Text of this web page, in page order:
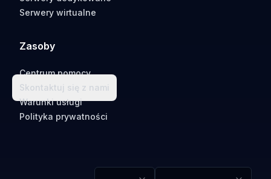
Serwery wirtualne
Zasoby
Centrum pomocy
Skontaktuj się z nami
Warunki usługi
Polityka prywatności